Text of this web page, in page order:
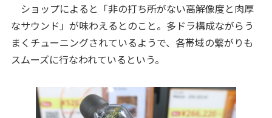
ショップによると「非の打ち所がない高解像度と肉厚
なサウンド」が味わえるとのこと。多ドラ構成ながらう
まくチューニングされているようで、各帯域の繋がりも
スムーズに行なわれているという。